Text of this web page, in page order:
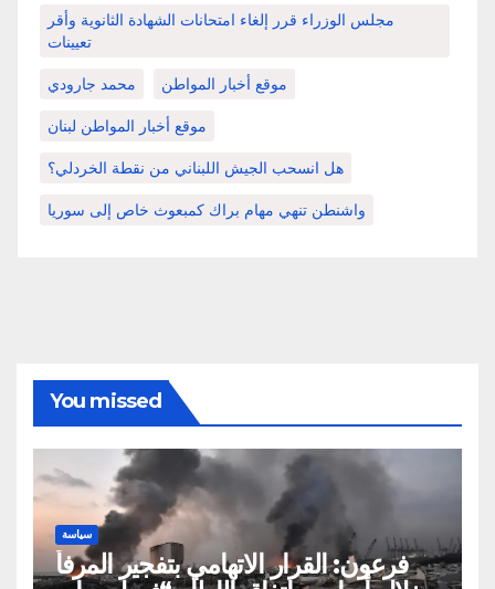
مجلس الوزراء قرر إلغاء امتحانات الشهادة الثانوية وأقر
تعيينات
محمد جارودي موقع أخبار المواطن
موقع أخبار المواطن لبنان
هل انسحب الجيش اللبناني من نقطة الخردلي؟
واشنطن تنهي مهام براك كمبعوث خاص إلى سوريا
You missed
سياسة
فرعون: القرار الاتهامي بتفجير المرفأ